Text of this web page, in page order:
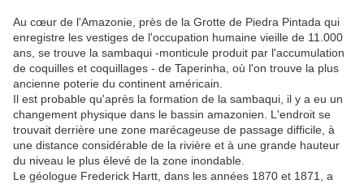
Au cœur de l'Amazonie, près de la Grotte de Piedra Pintada qui
enregistre les vestiges de l'occupation humaine vieille de 11.000
ans, se trouve la sambaqui -monticule produit par l'accumulation
de coquilles et coquillages - de Taperinha, où l'on trouve la plus
ancienne poterie du continent américain.
Il est probable qu'après la formation de la sambaqui, il y a eu un
changement physique dans le bassin amazonien. L'endroit se
trouvait derrière une zone marécageuse de passage difficile, à
une distance considérable de la rivière et à une grande hauteur
du niveau le plus élevé de la zone inondable.
Le géologue Frederick Hartt, dans les années 1870 et 1871, a